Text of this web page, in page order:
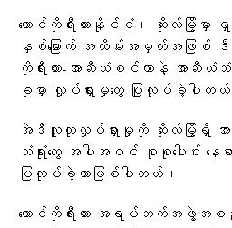
တောင်ကိုရီးယားနိုင်ငံ၊ ဆိုးလ်မြို့မှာ ရှ
နှစ်မြောက် အထိမ်းအမှတ်အဖြစ် ဒီ
ကိုရီးယား-အာဆီယံစင်တာနဲ့ အာဆီယံ
ခုမှာ လှုပ်ရှားမှုတွေ ပြုလုပ်ခဲ့ပါတ
အဲဒီလူထုလှုပ်ရှားမှုကို ဆိုးလ်မြို့ရှိ
သံရုံးတွေ အပါအဝင် စုစုပေါင်း
ပြုလုပ်ခဲ့တာဖြစ်ပါတယ်။
တောင်ကိုရီးယား အရပ်ဘက်အဖွဲ့အစည်း